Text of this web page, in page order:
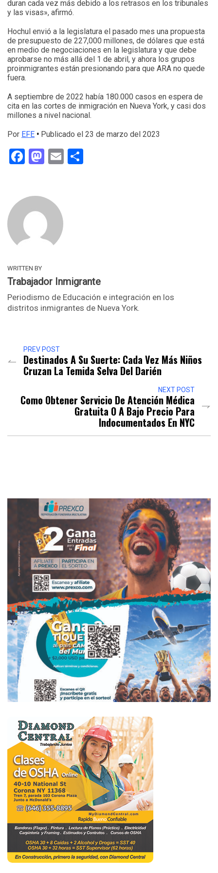
duran cada vez más debido a los retrasos en los tribunales
y las visas», afirmó.
Hochul envió a la legislatura el pasado mes una propuesta
de presupuesto de 227,000 millones, de dólares que está
en medio de negociaciones en la legislatura y que debe
aprobarse no más allá del 1 de abril, y ahora los grupos
proinmigrantes están presionando para que ARA no quede
fuera.
A septiembre de 2022 había 180.000 casos en espera de
cita en las cortes de inmigración en Nueva York, y casi dos
millones a nivel nacional.
Por EFE • Publicado el 23 de marzo del 2023
Facebook
Mastodon
Email
WRITTEN BY
Trabajador Inmigrante
Periodismo de Educación e integración en los
distritos inmigrantes de Nueva York.
PREV POST
Destinados A Su Suerte: Cada Vez Más Niños
Cruzan La Temida Selva Del Darién
NEXT POST
Como Obtener Servicio De Atención Médica
Gratuita O A Bajo Precio Para
Indocumentados En NYC